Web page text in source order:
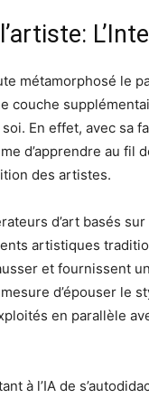
métamorphosé le
couche
En effet, avec sa
d’apprendre au fil
des artistes.
d’art basés
artistiques
et fournissent
d’épouser le
en parallèle
à l’IA de